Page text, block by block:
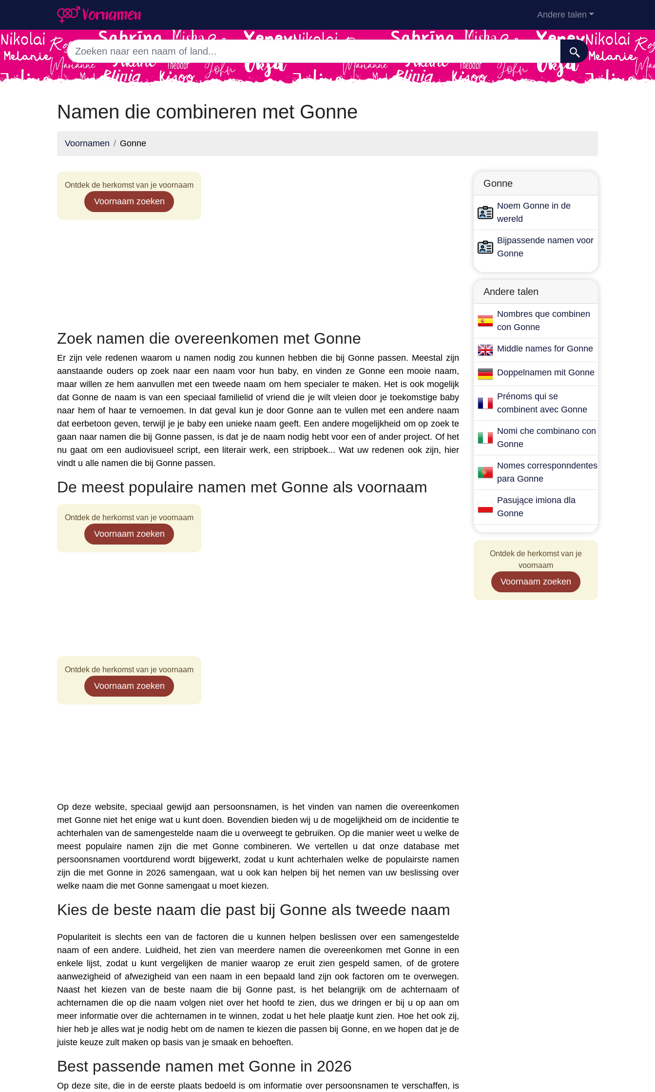
Andere talen
Namen die combineren met Gonne
Voornamen Gonne
Ontdek de herkomst van je voornaam
Voornaam zoeken
Zoek namen die overeenkomen met Gonne
Er zijn vele redenen waarom u namen nodig zou kunnen hebben die bij Gonne passen. Meestal zijn
aanstaande ouders op zoek naar een naam voor hun baby, en vinden ze Gonne een mooie naam,
maar willen ze hem aanvullen met een tweede naam om hem specialer te maken. Het is ook mogelijk
dat Gonne de naam is van een speciaal familielid of vriend die je wilt vleien door je toekomstige baby
naar hem of haar te vernoemen. In dat geval kun je door Gonne aan te vullen met een andere naam
dat eerbetoon geven, terwijl je je baby een unieke naam geeft. Een andere mogelijkheid om op zoek te
gaan naar namen die bij Gonne passen, is dat je de naam nodig hebt voor een of ander project. Of het
nu gaat om een audiovisueel script, een literair werk, een stripboek... Wat uw redenen ook zijn, hier
vindt u alle namen die bij Gonne passen.
De meest populaire namen met Gonne als voornaam
Ontdek de herkomst van je voornaam
Voornaam zoeken
Ontdek de herkomst van je voornaam
Voornaam zoeken
Op deze website, speciaal gewijd aan persoonsnamen, is het vinden van namen die overeenkomen
met Gonne niet het enige wat u kunt doen. Bovendien bieden wij u de mogelijkheid om de incidentie te
achterhalen van de samengestelde naam die u overweegt te gebruiken. Op die manier weet u welke de
meest populaire namen zijn die met Gonne combineren. We vertellen u dat onze database met
persoonsnamen voortdurend wordt bijgewerkt, zodat u kunt achterhalen welke de populairste namen
zijn die met Gonne in 2026 samengaan, wat u ook kan helpen bij het nemen van uw beslissing over
welke naam die met Gonne samengaat u moet kiezen.
Kies de beste naam die past bij Gonne als tweede naam
Populariteit is slechts een van de factoren die u kunnen helpen beslissen over een samengestelde
naam of een andere. Luidheid, het zien van meerdere namen die overeenkomen met Gonne in een
enkele lijst, zodat u kunt vergelijken de manier waarop ze eruit zien gespeld samen, of de grotere
aanwezigheid of afwezigheid van een naam in een bepaald land zijn ook factoren om te overwegen.
Naast het kiezen van de beste naam die bij Gonne past, is het belangrijk om de achternaam of
achternamen die op die naam volgen niet over het hoofd te zien, dus we dringen er bij u op aan om
meer informatie over die achternamen in te winnen, zodat u het hele plaatje kunt zien. Hoe het ook zij,
hier heb je alles wat je nodig hebt om de namen te kiezen die passen bij Gonne, en we hopen dat je de
juiste keuze zult maken op basis van je smaak en behoeften.
Best passende namen met Gonne in 2026
Op deze site, die in de eerste plaats bedoeld is om informatie over persoonsnamen te verschaffen, is
Gonne
Noem Gonne in de
wereld
Bijpassende namen voor
Gonne
Andere talen
Nombres que combinen
con Gonne
Middle names for Gonne
Doppelnamen mit Gonne
Prénoms qui se
combinent avec Gonne
Nomi che combinano con
Gonne
Nomes corresponndentes
para Gonne
Pasujące imiona dla
Gonne
Ontdek de herkomst van je
voornaam
Voornaam zoeken